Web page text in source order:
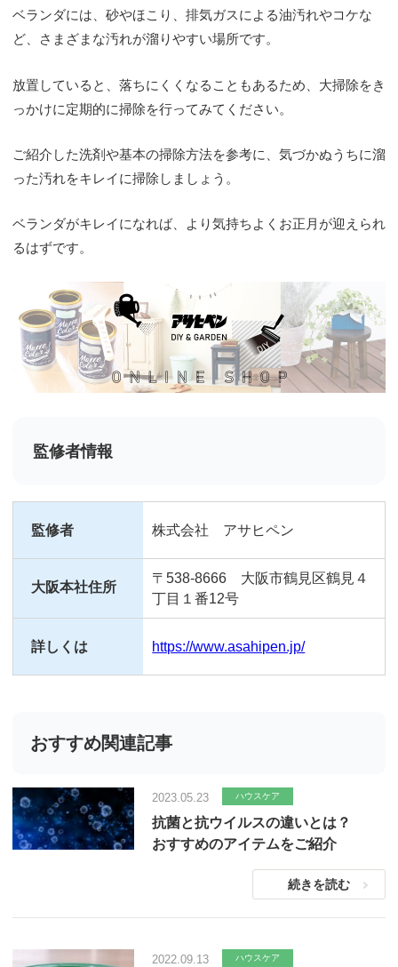
ベランダには、砂やほこり、排気ガスによる油汚れやコケな
ど、さまざまな汚れが溜りやすい場所です。
放置していると、落ちにくくなることもあるため、大掃除をき
っかけに定期的に掃除を行ってみてください。
ご紹介した洗剤や基本の掃除方法を参考に、気づかぬうちに溜
った汚れをキレイに掃除しましょう。
ベランダがキレイになれば、より気持ちよくお正月が迎えられ
るはずです。
監修者情報
監修者 株式会社 アサヒペン
大阪本社住所
〒538-8666 大阪市鶴見区鶴見４
丁目１番12号
詳しくは https://www.asahipen.jp/
おすすめ関連記事
2023.05.23 ハウスケア
抗菌と抗ウイルスの違いとは？
おすすめのアイテムをご紹介
続きを読む
2022.09.13 ハウスケア